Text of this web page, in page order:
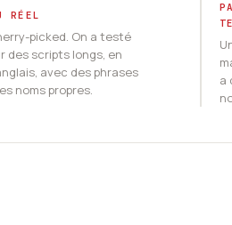
RÉEL
picked. On a testé
des scripts longs, en
avec des phrases
noms propres.
a